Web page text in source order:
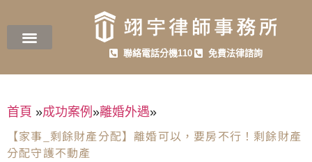
聯絡電話分機110 免費法律諮詢
首頁 »成功案例 »離婚外遇»
【家事_剩餘財產分配】離婚可以，要房不行！剩餘財產
分配守護不動產